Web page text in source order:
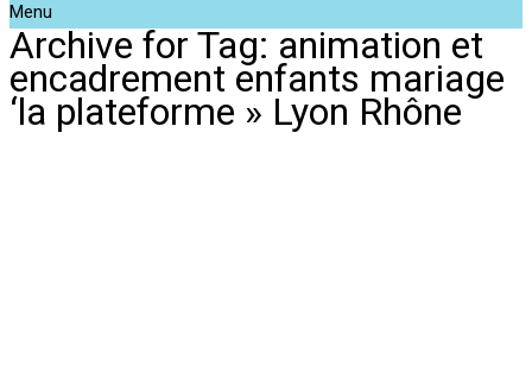
Menu
Archive for Tag: animation et
encadrement enfants mariage
‘la plateforme » Lyon Rhône